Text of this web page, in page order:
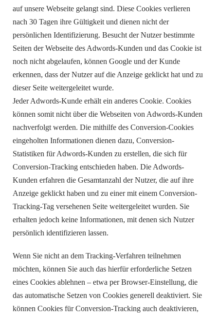
auf unsere Webseite gelangt sind. Diese Cookies verlieren
nach 30 Tagen ihre Gültigkeit und dienen nicht der
persönlichen Identifizierung. Besucht der Nutzer bestimmte
Seiten der Webseite des Adwords-Kunden und das Cookie ist
noch nicht abgelaufen, können Google und der Kunde
erkennen, dass der Nutzer auf die Anzeige geklickt hat und zu
dieser Seite weitergeleitet wurde.
Jeder Adwords-Kunde erhält ein anderes Cookie. Cookies
können somit nicht über die Webseiten von Adwords-Kunden
nachverfolgt werden. Die mithilfe des Conversion-Cookies
eingeholten Informationen dienen dazu, Conversion-
Statistiken für Adwords-Kunden zu erstellen, die sich für
Conversion-Tracking entschieden haben. Die Adwords-
Kunden erfahren die Gesamtanzahl der Nutzer, die auf ihre
Anzeige geklickt haben und zu einer mit einem Conversion-
Tracking-Tag versehenen Seite weitergeleitet wurden. Sie
erhalten jedoch keine Informationen, mit denen sich Nutzer
persönlich identifizieren lassen.
Wenn Sie nicht an dem Tracking-Verfahren teilnehmen
möchten, können Sie auch das hierfür erforderliche Setzen
eines Cookies ablehnen – etwa per Browser-Einstellung, die
das automatische Setzen von Cookies generell deaktiviert. Sie
können Cookies für Conversion-Tracking auch deaktivieren,